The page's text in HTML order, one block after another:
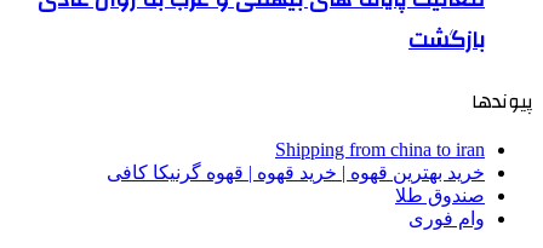
بازگشت
پیوندها
Shipping from china to iran
خرید بهترین قهوه | خرید قهوه | قهوه گرنیکا کافی
صندوق طلا
وام فوری